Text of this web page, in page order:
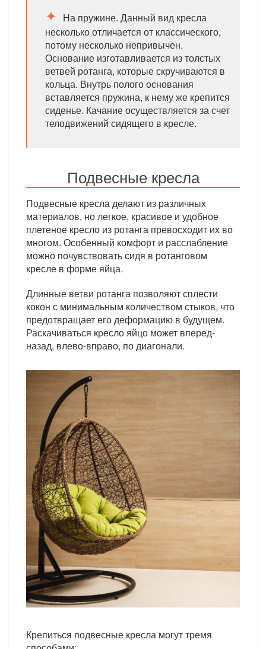
На пружине. Данный вид кресла
несколько отличается от классического,
потому несколько непривычен.
Основание изготавливается из толстых
ветвей ротанга, которые скручиваются в
кольца. Внутрь полого основания
вставляется пружина, к нему же крепится
сиденье. Качание осуществляется за счет
телодвижений сидящего в кресле.
Подвесные кресла
Подвесные кресла делают из различных
материалов, но легкое, красивое и удобное
плетеное кресло из ротанга превосходит их во
многом. Особенный комфорт и расслабление
можно почувствовать сидя в ротанговом
кресле в форме яйца.
Длинные ветви ротанга позволяют сплести
кокон с минимальным количеством стыков, что
предотвращает его деформацию в будущем.
Раскачиваться кресло яйцо может вперед-
назад, влево-вправо, по диагонали.
Крепиться подвесные кресла могут тремя